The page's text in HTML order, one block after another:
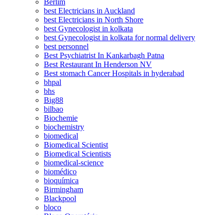
best Electricians in Auckland
best Electricians in North Shore
best Gynecologist in kolkata
best Gynecologist in kolkata for normal delivery
best personnel
Best Psychiatrist In Kankarbagh Patna
Best Restaurant In Henderson NV
Best stomach Cancer Hospitals in hyderabad
bhpal
bhs
Big88
bilbao
Biochemie
biochemistry
biomedical
Biomedical Scientist
Biomedical Scientists
biomedical-science
biomédico
bioquímica
Birmingham
Blackpool
bloco